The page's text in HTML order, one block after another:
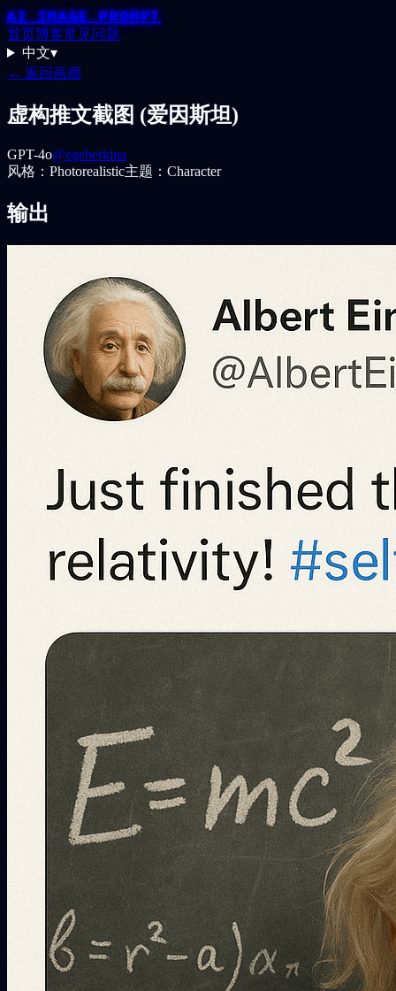
AI IMAGE PROMPT
首页博客常见问题
中文▾
← 返回画廊
虚构推文截图 (爱因斯坦)
GPT-4o@egeberkina
风格： Photorealistic主题： Character
输出